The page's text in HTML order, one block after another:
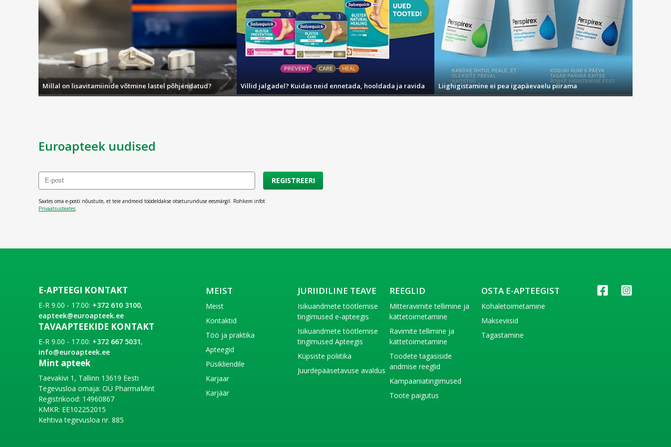
Millal on lisavitamiinide võtmine lastel põhjendatud? Villid jalgadel? Kuidas neid ennetada, hooldada ja ravida Liighigistamine ei pea igapäevaelu piirama
Euroapteek uudised
REGISTREERI
Saates oma e-posti nõustute, et teie andmeid töödeldakse otseturunduse eesmärgil. Rohkem infot
Privaatsusteates
E-APTEEGI KONTAKT
E-R 9.00 - 17.00: +372 610 3100,
eapteek@euroapteek.ee
TAVAAPTEEKIDE KONTAKT
E-R 9.00 - 17.00: +372 667 5031,
info@euroapteek.ee
Mint apteek
Taevakivi 1, Tallinn 13619 Eesti
Tegevusloa omaja: OÜ PharmaMint
Registrikood: 14960867
KMKR: EE102252015
Kehtiva tegevusloa nr. 885
MEIST
Meist
Kontaktid
Töö ja praktika
Apteegid
Püsikliendile
Karjaar
Karjäär
JURIIDILINE TEAVE
Isikuandmete töötlemise
tingimused e-apteegis
Isikuandmete töötlemise
tingimused Apteegis
Küpsiste poliitika
Juurdepääsetavuse avaldus
REEGLID
Mitteravimite tellimine ja
kättetoimetamine
Ravimite tellimine ja
kättetoimetamine
Toodete tagasiside
andmise reeglid
Kampaaniatingimused
Toote paigutus
OSTA E-APTEEGIST
Kohaletoimetamine
Makseviisid
Tagastamine